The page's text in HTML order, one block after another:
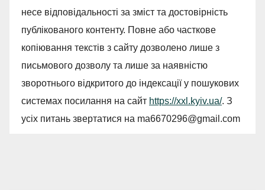
несе відповідальності за зміст та достовірність
публікованого контенту. Повне або часткове
копіювання текстів з сайту дозволено лише з
письмового дозволу та лише за наявністю
зворотнього відкритого до індексації у пошукових
системах посилання на сайт https://xxl.kyiv.ua/. З
усіх питань звертатися на ma6670296@gmail.com